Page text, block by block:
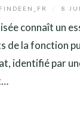
FINDEEN_FR 8
connaît un
de la fonction
identifié par